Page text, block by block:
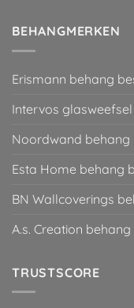
BEHANGMERKEN
Erismann behang
Intervos
Noordwand behang
Esta Home behang
BN Wallcoverings
A.s. Creation
TRUSTSCORE